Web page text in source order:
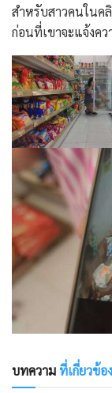
สำหรับสาวคนในค
ก่อนที่เขาจะแจ้งคว
บทความที่เกี่ยวข้อง